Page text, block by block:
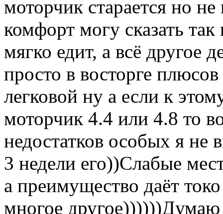
моторчик старается но
комфорт могу сказать так
мягко едит, а всё другое
просто в восторге
легковой ну а если к
моторчик 4.4 или 4.8 то
недостатков особых я не
3 недели его))Слабые
а преимущество даёт
многое другое))))))Думаю